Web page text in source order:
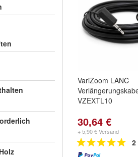
VariZoom LANC
VZEXTL10
30,64 €
+ 5,90 € Versand
2